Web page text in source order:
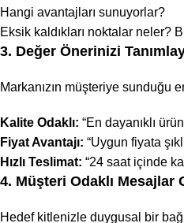
Hangi avantajları sunuyorlar?
Eksik kaldıkları noktalar neler?
3. Değer Önerinizi
Markanızın müşteriye sunduğu
Kalite Odaklı: “En dayanıklı
Fiyat Avantajı: “Uygun fiyata
Hızlı Teslimat: “24 saat içinde
4. Müşteri Odaklı Mesajlar
Hedef kitlenizle duygusal bir